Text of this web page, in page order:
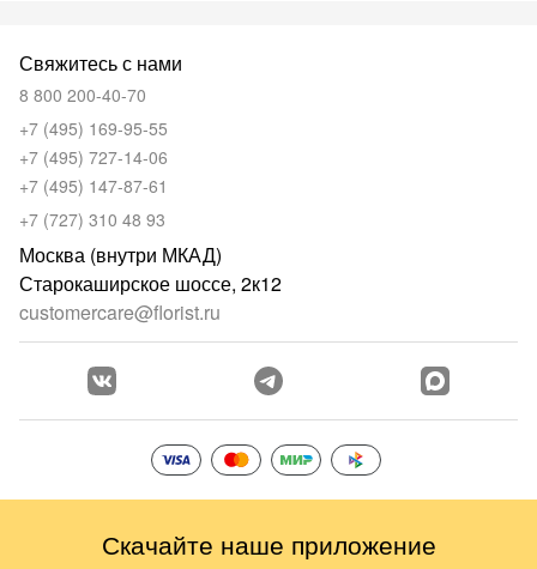
Свяжитесь с нами
8 800 200-40-70
+7 (495) 169-95-55
+7 (495) 727-14-06
+7 (495) 147-87-61
+7 (727) 310 48 93
Москва (внутри МКАД)
Старокаширское шоссе, 2к12
customercare@florist.ru
Скачайте наше приложение